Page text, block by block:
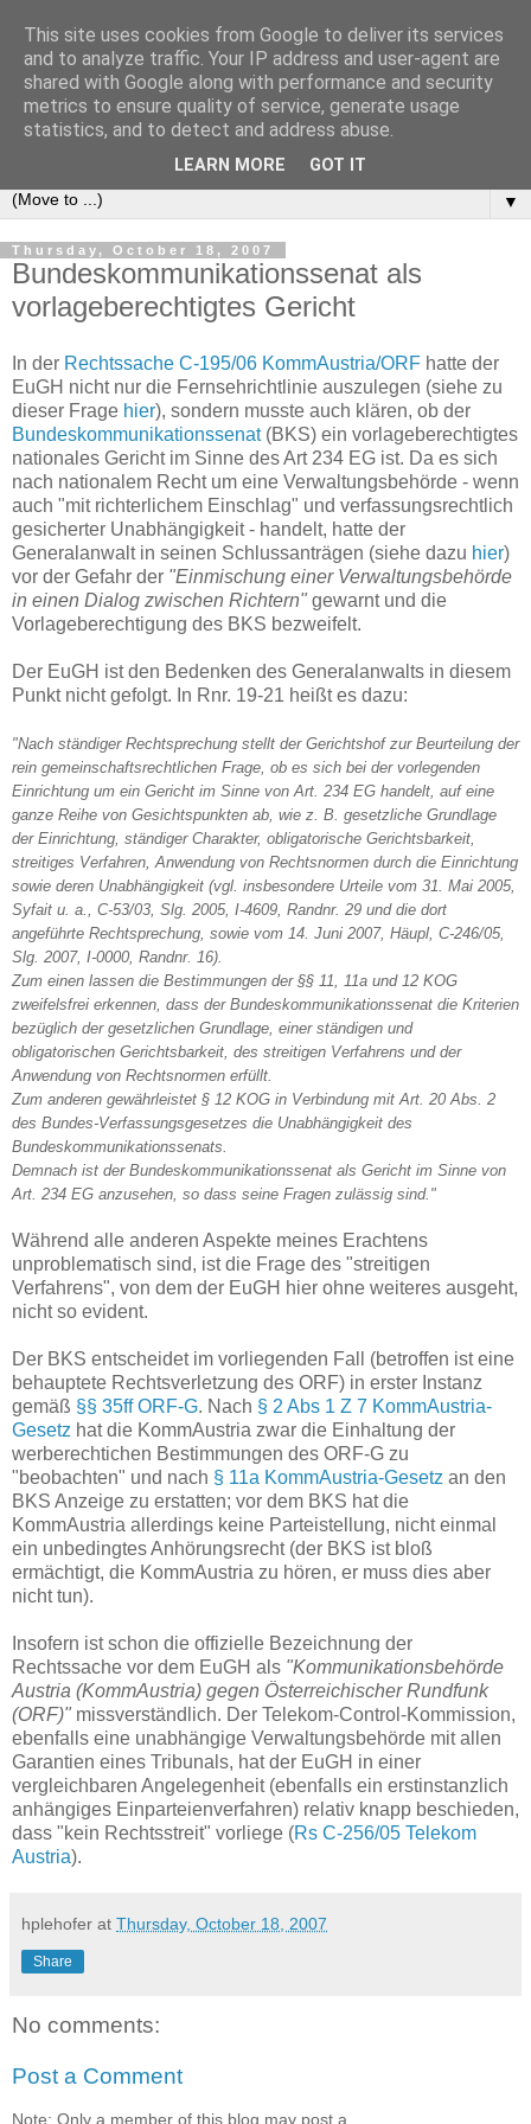
e-comm
Blog zum österreichischen und europäischen Recht der
elektronischen Kommunikationsnetze und -dienste
▼
Thursday, October 18, 2007
Bundeskommunikationssenat als
vorlageberechtigtes Gericht
In der Rechtssache C-195/06 KommAustria/ORF hatte der
EuGH nicht nur die Fernsehrichtlinie auszulegen (siehe zu
dieser Frage hier), sondern musste auch klären, ob der
Bundeskommunikationssenat(BKS) ein vorlageberechtigtes
nationales Gericht im Sinne des Art 234 EG ist. Da es sich
nach nationalem Recht um eine Verwaltungsbehörde - wenn
auch "mit richterlichem Einschlag" und verfassungsrechtlich
gesicherter Unabhängigkeit - handelt, hatte der
Generalanwalt in seinen Schlussanträgen (siehe dazu hier)
vor der Gefahr der "Einmischung einer Verwaltungsbehörde
in einen Dialog zwischen Richtern" gewarnt und die
Vorlageberechtigung des BKS bezweifelt.
Der EuGH ist den Bedenken des Generalanwalts in diesem
Punkt nicht gefolgt. In Rnr. 19-21 heißt es dazu:
"Nach ständiger Rechtsprechung stellt der Gerichtshof zur Beurteilung der
rein gemeinschaftsrechtlichen Frage, ob es sich bei der vorlegenden
Einrichtung um ein Gericht im Sinne von Art. 234 EG handelt, auf eine
ganze Reihe von Gesichtspunkten ab, wie z. B. gesetzliche Grundlage
der Einrichtung, ständiger Charakter, obligatorische Gerichtsbarkeit,
streitiges Verfahren, Anwendung von Rechtsnormen durch die Einrichtung
sowie deren Unabhängigkeit (vgl. insbesondere Urteile vom 31. Mai 2005,
Syfait u. a., C‑53/03, Slg. 2005, I‑4609, Randnr. 29 und die dort
angeführte Rechtsprechung, sowie vom 14. Juni 2007, Häupl, C‑246/05,
Slg. 2007, I‑0000, Randnr. 16).
Zum einen lassen die Bestimmungen der §§ 11, 11a und 12 KOG
zweifelsfrei erkennen, dass der Bundeskommunikationssenat die Kriterien
bezüglich der gesetzlichen Grundlage, einer ständigen und
obligatorischen Gerichtsbarkeit, des streitigen Verfahrens und der
Anwendung von Rechtsnormen erfüllt.
Zum anderen gewährleistet § 12 KOG in Verbindung mit Art. 20 Abs. 2
des Bundes-Verfassungsgesetzes die Unabhängigkeit des
Bundeskommunikationssenats.
Demnach ist der Bundeskommunikationssenat als Gericht im Sinne von
Art. 234 EG anzusehen, so dass seine Fragen zulässig sind."
Während alle anderen Aspekte meines Erachtens
unproblematisch sind, ist die Frage des "streitigen
Verfahrens", von dem der EuGH hier ohne weiteres ausgeht,
nicht so evident.
Der BKS entscheidet im vorliegenden Fall (betroffen ist eine
behauptete Rechtsverletzung des ORF) in erster Instanz
gemäß §§ 35ff ORF-G. Nach § 2 Abs 1 Z 7 KommAustria-
Gesetz hat die KommAustria zwar die Einhaltung der
werberechtichen Bestimmungen des ORF-G zu
"beobachten" und nach § 11a KommAustria-Gesetz an den
BKS Anzeige zu erstatten; vor dem BKS hat die
KommAustria allerdings keine Parteistellung, nicht einmal
ein unbedingtes Anhörungsrecht (der BKS ist bloß
ermächtigt, die KommAustria zu hören, er muss dies aber
nicht tun).
Insofern ist schon die offizielle Bezeichnung der
Rechtssache vor dem EuGH als "Kommunikationsbehörde
Austria (KommAustria) gegen Österreichischer Rundfunk
(ORF)" missverständlich. Der Telekom-Control-Kommission,
ebenfalls eine unabhängige Verwaltungsbehörde mit allen
Garantien eines Tribunals, hat der EuGH in einer
vergleichbaren Angelegenheit (ebenfalls ein erstinstanzlich
anhängiges Einparteienverfahren) relativ knapp beschieden,
dass "kein Rechtsstreit" vorliege (Rs C-256/05 Telekom
Austria).
hplehofer at Thursday, October 18, 2007
Share
No comments:
Post a Comment
Note: Only a member of this blog may post a
This site uses cookies from Google to deliver its services
and to analyze traffic. Your IP address and user-agent are
shared with Google along with performance and security
metrics to ensure quality of service, generate usage
statistics, and to detect and address abuse.
LEARN MORE GOT IT